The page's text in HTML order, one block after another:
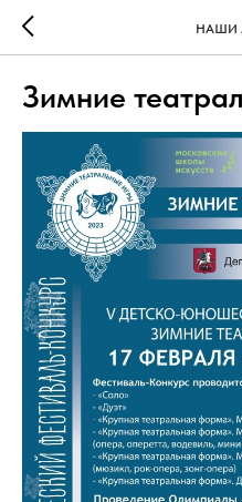
НАШИ
Зимние